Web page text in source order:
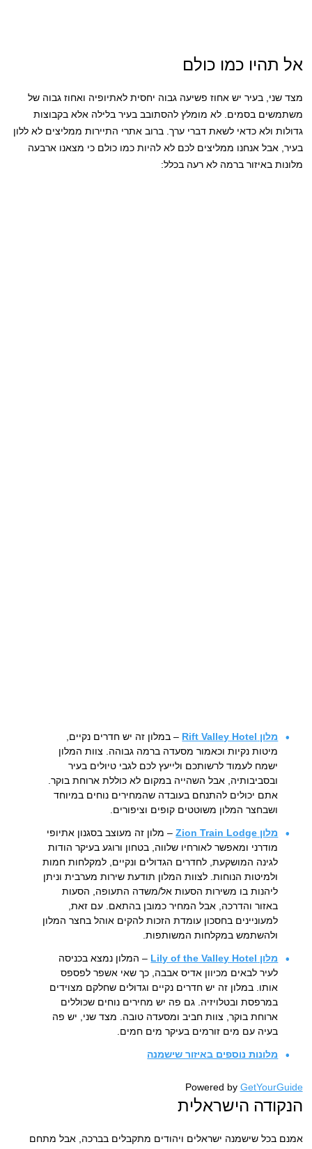
אל תהיו כמו כולם
מצד שני, בעיר יש אחוז פשיעה גבוה יחסית לאתיופיה ואחוז גבוה של
משתמשים בסמים. לא מומלץ להסתובב בעיר בלילה אלא בקבוצות
גדולות ולא כדאי לשאת דברי ערך. ברוב אתרי התיירות ממליצים לא ללון
בעיר, אבל אנחנו ממליצים לכם לא להיות כמו כולם כי מצאנו ארבעה
מלונות באיזור ברמה לא רעה בכלל:
מלון Rift Valley Hotel
– במלון זה יש חדרים נקיים,
מיטות נקיות וכאמור מסעדה ברמה גבוהה. צוות המלון
ישמח לעמוד לרשותכם ולייעץ לכם לגבי טיולים בעיר
ובסביבותיה, אבל השהייה במקום לא כוללת ארוחת בוקר.
אתם יכולים להתנחם בעובדה שהמחירים נוחים במיוחד
ושבחצר המלון משוטטים קופים וציפורים.
מלון Zion Train Lodge
– מלון זה מעוצב בסגנון אתיופי
מודרני ומאפשר לאורחיו שלווה, בטחון ורוגע בעיקר הודות
לגינה המושקעת, לחדרים הגדולים ונקיים, למקלחות חמות
ולמיטות הנוחות. לצוות המלון תודעת שירות מערבית וניתן
ליהנות בו משירות הסעות אל/משדה התעופה, הסעות
באזור והדרכה, אבל המחיר כמובן בהתאם. עם זאת,
למעוניינים בחסכון עומדת הזכות להקים אוהל בחצר המלון
ולהשתמש במקלחות המשותפות.
מלון Lily of the Valley Hotel
– המלון נמצא בכניסה
לעיר לבאים מכיוון אדיס אבבה, כך שאי אשפר לפספס
אותו. במלון זה יש חדרים נקיים וגדולים שחלקם מצוידים
במרפסת ובטלויזיה. גם פה יש מחירים נוחים שכוללים
ארוחת בוקר, צוות חביב ומסעדה טובה. מצד שני, יש פה
בעיה עם מים זורמים בעיקר מים חמים.
מלונות נוספים באיזור שישמנה
Powered by GetYourGuide
הנקודה הישראלית
אמנם בכל שישמנה ישראלים ויהודים מתקבלים בברכה, אבל מתחם